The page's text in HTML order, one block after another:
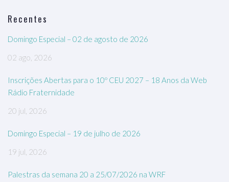
Recentes
Domingo Especial – 02 de agosto de 2026
02 ago, 2026
Inscrições Abertas para o 10º CEU 2027 – 18 Anos da Web
Rádio Fraternidade
20 jul, 2026
Domingo Especial – 19 de julho de 2026
19 jul, 2026
Palestras da semana 20 a 25/07/2026 na WRF